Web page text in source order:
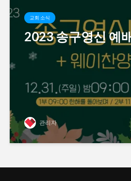
교회 소식
2023 송구영신 예
관리자